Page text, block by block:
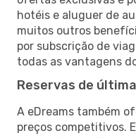
hotéis e aluguer de
muitos outros
por subscrição de
todas as vantagens
Reservas de
A eDreams também
preços competitivos.